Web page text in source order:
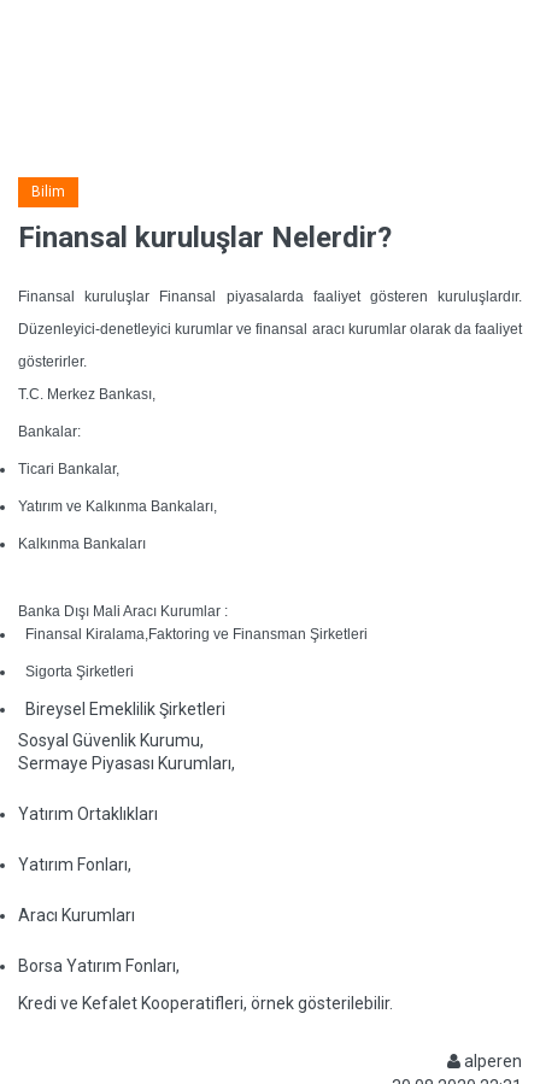
Bilim
Finansal kuruluşlar Nelerdir?
Finansal kuruluşlar Finansal piyasalarda faaliyet gösteren kuruluşlardır.
Düzenleyici-denetleyici kurumlar ve finansal aracı kurumlar olarak da faaliyet
gösterirler.
T.C. Merkez Bankası,
Bankalar:
Ticari Bankalar,
Yatırım ve Kalkınma Bankaları,
Kalkınma Bankaları
Banka Dışı Mali Aracı Kurumlar :
Finansal Kiralama,Faktoring ve Finansman Şirketleri
Sigorta Şirketleri
Bireysel Emeklilik Şirketleri
Sosyal Güvenlik Kurumu,
Sermaye Piyasası Kurumları,
Yatırım Ortaklıkları
Yatırım Fonları,
Aracı Kurumları
Borsa Yatırım Fonları,
Kredi ve Kefalet Kooperatifleri, örnek gösterilebilir.
alperen